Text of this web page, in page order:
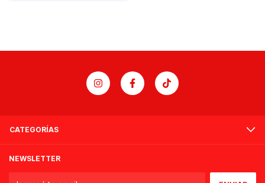
CATEGORÍAS
NEWSLETTER